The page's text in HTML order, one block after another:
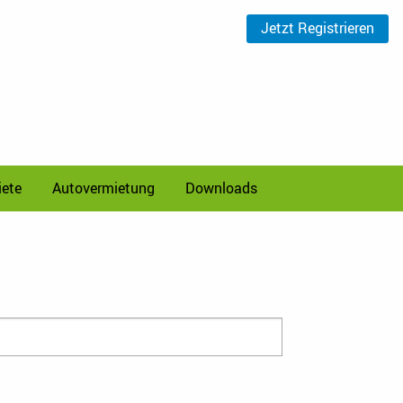
Autovermietung Downloads
Jetzt Registrieren